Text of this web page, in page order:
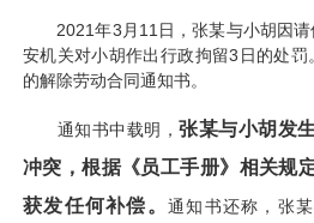
2021年3月11日，张某与小胡因请
安机关对小胡作出行政拘留3日的处
的解除劳动合同通知书。
通知书中载明，张某与小胡发
冲突，根据《员工手册》相关规
获发任何补偿。 通知书还称，张